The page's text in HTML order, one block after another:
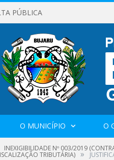
PÚBLICA
O MUNICÍPIO O
INEXIGIBILIDADE Nº 003/2019
TRIBUTÁRIA) »